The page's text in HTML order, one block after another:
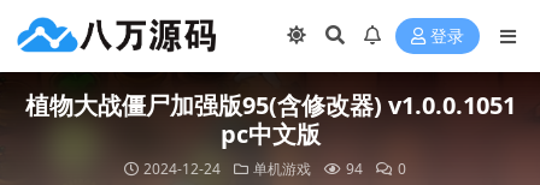
登录
植物大战僵尸加强版95(含修改器) v1.0.0.1051
pc中文版
2024-12-24 单机游戏 94 0